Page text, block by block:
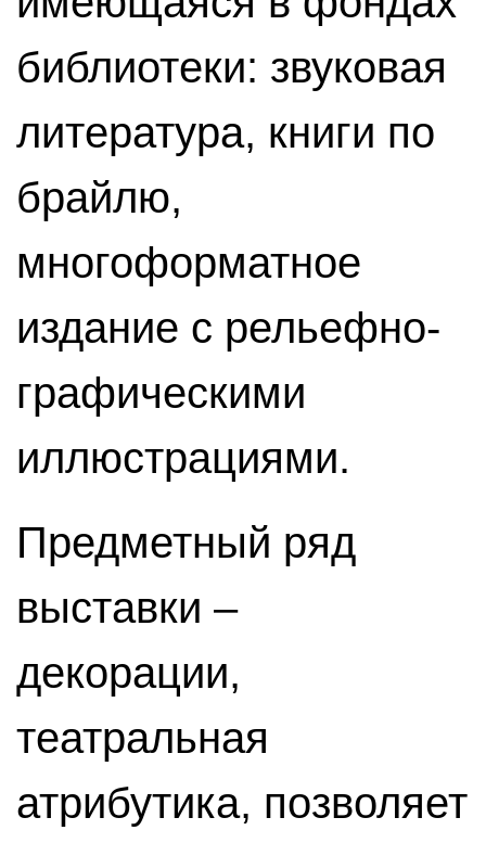
библиотеки: звуковая
литература, книги по
брайлю,
многоформатное
издание с рельефно-
графическими
иллюстрациями.
Предметный ряд
выставки –
декорации,
театральная
атрибутика, позволяет